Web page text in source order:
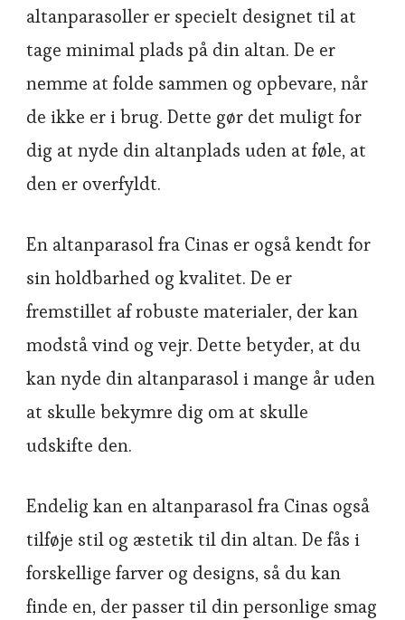
altanparasoller er specielt designet til at
tage minimal plads på din altan. De er
nemme at folde sammen og opbevare, når
de ikke er i brug. Dette gør det muligt for
dig at nyde din altanplads uden at føle, at
den er overfyldt.
En altanparasol fra Cinas er også kendt for
sin holdbarhed og kvalitet. De er
fremstillet af robuste materialer, der kan
modstå vind og vejr. Dette betyder, at du
kan nyde din altanparasol i mange år uden
at skulle bekymre dig om at skulle
udskifte den.
Endelig kan en altanparasol fra Cinas også
tilføje stil og æstetik til din altan. De fås i
forskellige farver og designs, så du kan
finde en, der passer til din personlige smag